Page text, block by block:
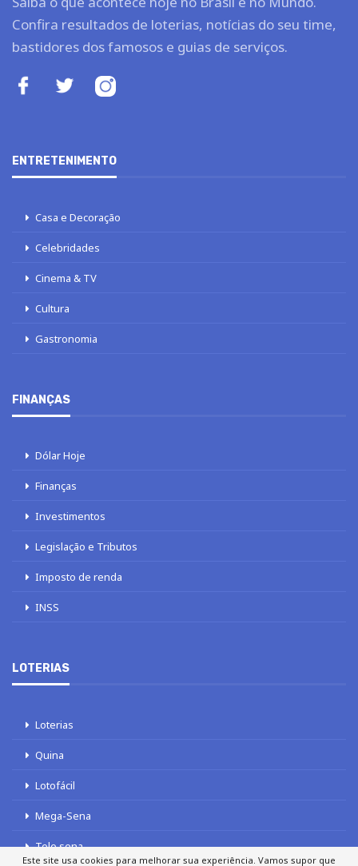
Confira resultados de loterias, notícias do seu time,
bastidores dos famosos e guias de serviços.
ENTRETENIMENTO
Casa e Decoração
Celebridades
Cinema & TV
Cultura
Gastronomia
FINANÇAS
Dólar Hoje
Finanças
Investimentos
Legislação e Tributos
Imposto de renda
INSS
LOTERIAS
Loterias
Quina
Lotofácil
Mega-Sena
Tele sena
Este site usa cookies para melhorar sua experiência. Vamos supor que